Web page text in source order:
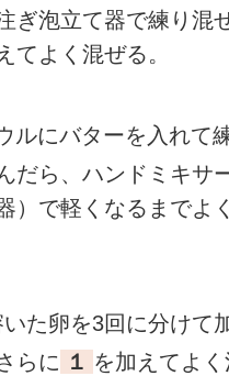
ぎ泡立て器で練り混
てよく混ぜる。
ルにバターを入れて
だら、ハンドミキサ
）で軽くなるまでよ
いた卵を3回に分けて
らに １ を加えてよく